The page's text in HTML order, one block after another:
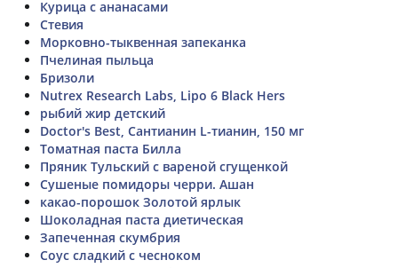
Курица с ананасами
Стевия
Морковно-тыквенная запеканка
Пчелиная пыльца
Бризоли
Nutrex Research Labs, Lipo 6 Black Hers
рыбий жир детский
Doctor's Best, Сантианин L-тианин, 150 мг
Томатная паста Билла
Пряник Тульский с вареной сгущенкой
Сушеные помидоры черри. Ашан
какао-порошок Золотой ярлык
Шоколадная паста диетическая
Запеченная скумбрия
Соус сладкий с чесноком